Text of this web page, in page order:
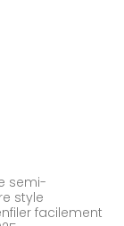
semi-
style
facilement